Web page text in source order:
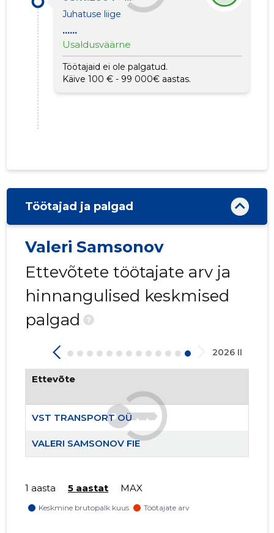
Juhatuse liige
......
Usaldusväärne
Töötajaid ei ole palgatud.
Käive 100 € - 99 000€ aastas.
Töötajad ja palgad
Valeri Samsonov
Ettevõtete töötajate arv ja
hinnangulised keskmised
palgad
?
2026 II
Ettevõte
VST TRANSPORT OÜ
VALERI SAMSONOV FIE
1 aasta 5 aastat MAX